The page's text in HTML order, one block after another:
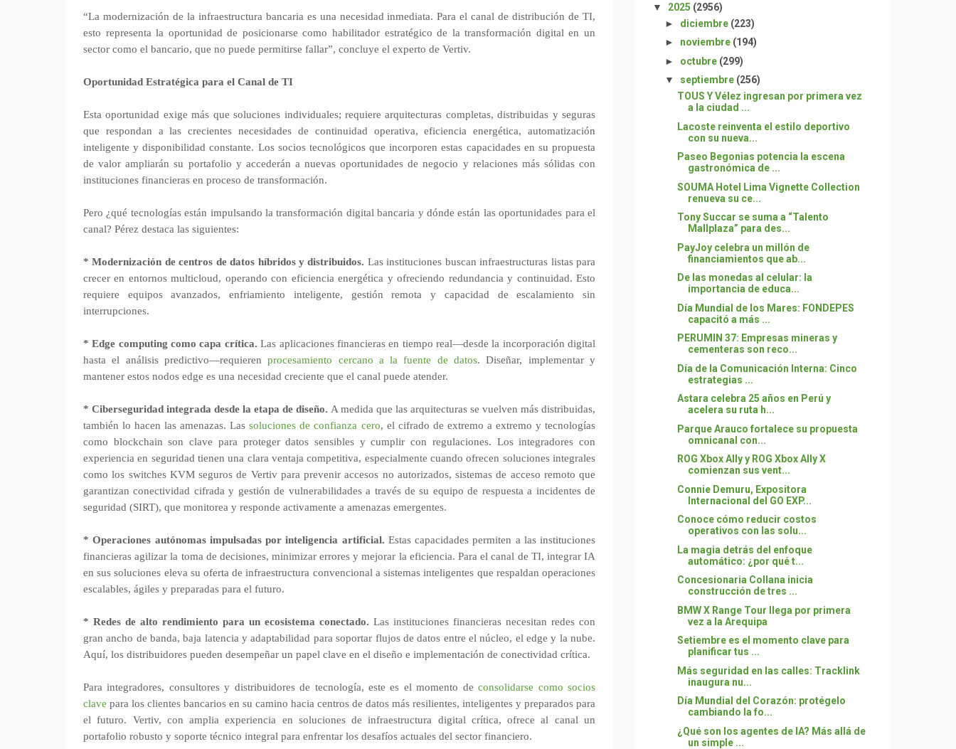
“La modernización de la infraestructura bancaria es una necesidad inmediata. Para el canal de distribución de TI,
esto representa la oportunidad de posicionarse como habilitador estratégico de la transformación digital en un
sector como el bancario, que no puede permitirse fallar”, concluye el experto de Vertiv.
Oportunidad Estratégica para el Canal de TI
Esta oportunidad exige más que soluciones individuales; requiere arquitecturas completas, distribuidas y seguras
que respondan a las crecientes necesidades de continuidad operativa, eficiencia energética, automatización
inteligente y disponibilidad constante. Los socios tecnológicos que incorporen estas capacidades en su propuesta
de valor ampliarán su portafolio y accederán a nuevas oportunidades de negocio y relaciones más sólidas con
instituciones financieras en proceso de transformación.
Pero ¿qué tecnologías están impulsando la transformación digital bancaria y dónde están las oportunidades para el
canal? Pérez destaca las siguientes:
* Modernización de centros de datos híbridos y distribuidos. Las instituciones buscan infraestructuras listas para
crecer en entornos multicloud, operando con eficiencia energética y ofreciendo redundancia y continuidad. Esto
requiere equipos avanzados, enfriamiento inteligente, gestión remota y capacidad de escalamiento sin
interrupciones.
* Edge computing como capa crítica. Las aplicaciones financieras en tiempo real—desde la incorporación digital
hasta el análisis predictivo—requierenprocesamiento cercano a la fuente de datos. Diseñar, implementar y
mantener estos nodos edge es una necesidad creciente que el canal puede atender.
* Ciberseguridad integrada desde la etapa de diseño. A medida que las arquitecturas se vuelven más distribuidas,
también lo hacen las amenazas. Lassoluciones de confianza cero, el cifrado de extremo a extremo y tecnologías
como blockchain son clave para proteger datos sensibles y cumplir con regulaciones. Los integradores con
experiencia en seguridad tienen una clara ventaja competitiva, especialmente cuando ofrecen soluciones integrales
como los switches KVM seguros de Vertiv para prevenir accesos no autorizados, sistemas de acceso remoto que
garantizan conectividad cifrada y gestión de vulnerabilidades a través de su equipo de respuesta a incidentes de
seguridad (SIRT), que monitorea y responde activamente a amenazas emergentes.
* Operaciones autónomas impulsadas por inteligencia artificial. Estas capacidades permiten a las instituciones
financieras agilizar la toma de decisiones, minimizar errores y mejorar la eficiencia. Para el canal de TI, integrar IA
en sus soluciones eleva su oferta de infraestructura convencional a sistemas inteligentes que respaldan operaciones
escalables, ágiles y preparadas para el futuro.
* Redes de alto rendimiento para un ecosistema conectado. Las instituciones financieras necesitan redes con
gran ancho de banda, baja latencia y adaptabilidad para soportar flujos de datos entre el núcleo, el edge y la nube.
Aquí, los distribuidores pueden desempeñar un papel clave en el diseño e implementación de conectividad crítica.
Para integradores, consultores y distribuidores de tecnología, este es el momento deconsolidarse como socios
clave para los clientes bancarios en su camino hacia centros de datos más resilientes, inteligentes y preparados para
el futuro. Vertiv, con amplia experiencia en soluciones de infraestructura digital crítica, ofrece al canal un
portafolio robusto y soporte técnico integral para enfrentar los desafíos actuales del sector financiero.
▼ 2025 (2956)
► diciembre (223)
► noviembre (194)
► octubre (299)
▼ septiembre (256)
TOUS Y Vélez ingresan por primera vez
a la ciudad ...
Lacoste reinventa el estilo deportivo
con su nueva...
Paseo Begonias potencia la escena
gastronómica de ...
SOUMA Hotel Lima Vignette Collection
renueva su ce...
Tony Succar se suma a “Talento
Mallplaza” para des...
PayJoy celebra un millón de
financiamientos que ab...
De las monedas al celular: la
importancia de educa...
Día Mundial de los Mares: FONDEPES
capacitó a más ...
PERUMIN 37: Empresas mineras y
cementeras son reco...
Día de la Comunicación Interna: Cinco
estrategias ...
Astara celebra 25 años en Perú y
acelera su ruta h...
Parque Arauco fortalece su propuesta
omnicanal con...
ROG Xbox Ally y ROG Xbox Ally X
comienzan sus vent...
Connie Demuru, Expositora
Internacional del GO EXP...
Conoce cómo reducir costos
operativos con las solu...
La magia detrás del enfoque
automático: ¿por qué t...
Concesionaria Collana inicia
construcción de tres ...
BMW X Range Tour llega por primera
vez a la Arequipa
Setiembre es el momento clave para
planificar tus ...
Más seguridad en las calles: Tracklink
inaugura nu...
Día Mundial del Corazón: protégelo
cambiando la fo...
¿Qué son los agentes de IA? Más allá de
un simple ...